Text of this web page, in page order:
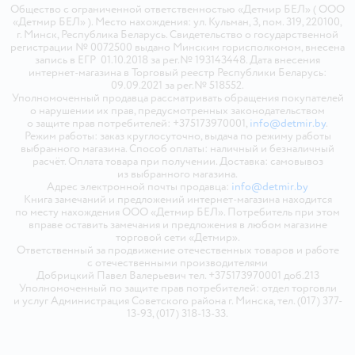
Общество с ограниченной ответственностью «Детмир БЕЛ» ( ООО
«Детмир БЕЛ» ). Место нахождения: ул. Кульман, 3, пом. 319, 220100,
г. Минск, Республика Беларусь. Свидетельство о государственной
регистрации № 0072500 выдано Минским горисполкомом, внесена
запись в ЕГР 01.10.2018 за рег.№ 193143448. Дата внесения
интернет-магазина в Торговый реестр Республики Беларусь:
09.09.2021 за рег.№ 518552.
Уполномоченный продавца рассматривать обращения покупателей
о нарушении их прав, предусмотренных законодательством
о защите прав потребителей: +375173970001, info@detmir.by.
Режим работы: заказ круглосуточно, выдача по режиму работы
выбранного магазина. Способ оплаты: наличный и безналичный
расчёт. Оплата товара при получении. Доставка: самовывоз
из выбранного магазина.
Адрес электронной почты продавца: info@detmir.by
Книга замечаний и предложений интернет-магазина находится
по месту нахождения ООО «Детмир БЕЛ». Потребитель при этом
вправе оставить замечания и предложения в любом магазине
торговой сети «Детмир».
Ответственный за продвижение отечественных товаров и работе
с отечественными производителями
Добрицкий Павел Валерьевич тел. +375173970001 доб.213
Уполномоченный по защите прав потребителей: отдел торговли
и услуг Администрация Советского района г. Минска, тел. (017) 377-
13-93, (017) 318-13-33.